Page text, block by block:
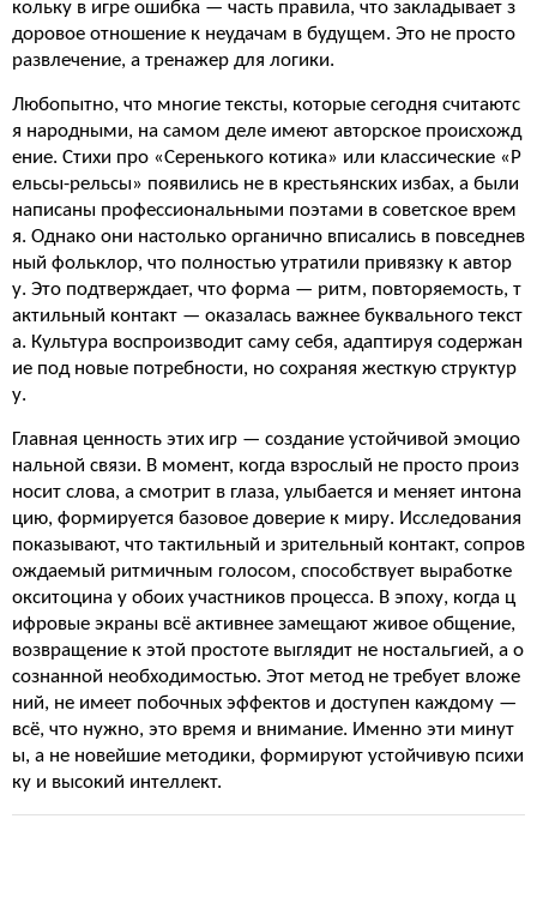
кольку в игре ошибка — часть правила, что закладывает з
доровое отношение к неудачам в будущем. Это не просто
развлечение, а тренажер для логики.
Любопытно, что многие тексты, которые сегодня считаютс
я народными, на самом деле имеют авторское происхожд
ение. Стихи про «Серенького котика» или классические «Р
ельсы-рельсы» появились не в крестьянских избах, а были
написаны профессиональными поэтами в советское врем
я. Однако они настолько органично вписались в повседнев
ный фольклор, что полностью утратили привязку к автор
у. Это подтверждает, что форма — ритм, повторяемость, т
актильный контакт — оказалась важнее буквального текст
а. Культура воспроизводит саму себя, адаптируя содержан
ие под новые потребности, но сохраняя жесткую структур
у.
Главная ценность этих игр — создание устойчивой эмоцио
нальной связи. В момент, когда взрослый не просто произ
носит слова, а смотрит в глаза, улыбается и меняет интона
цию, формируется базовое доверие к миру. Исследования
показывают, что тактильный и зрительный контакт, сопров
ождаемый ритмичным голосом, способствует выработке
окситоцина у обоих участников процесса. В эпоху, когда ц
ифровые экраны всё активнее замещают живое общение,
возвращение к этой простоте выглядит не ностальгией, а о
сознанной необходимостью. Этот метод не требует вложе
ний, не имеет побочных эффектов и доступен каждому —
всё, что нужно, это время и внимание. Именно эти минут
ы, а не новейшие методики, формируют устойчивую психи
ку и высокий интеллект.